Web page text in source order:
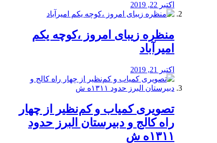
اکتبر 22, 2019
منظره‌‌ زیبای امروز ،کوچه یکم
امیرآباد
اکتبر 21, 2019
️تصویری کمیاب و کم‌نظیر از چهار
راه كالج و دبيرستان البرز حدود
۱۳۱۱ه ش